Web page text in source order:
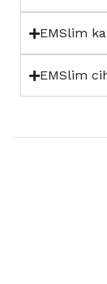
EMSlim
EMSlim